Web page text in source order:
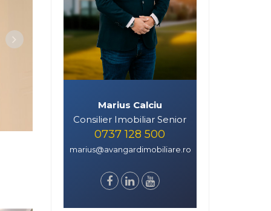
Marius Calciu
Consilier Imobiliar Senior
0737 128 500
marius@avangardimobiliare.ro